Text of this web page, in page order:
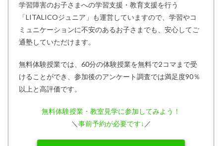
学習障害のお子さまへの学習支援・教育支援を行う
「LITALICOジュニア」も運営していますので、学習やコ
ミュニケーションに不安のあるお子さまでも、安心してご
通塾していただけます。
無料体験授業では、60分の体験授業を無料で2コマまで受
けることができ、参加後のアンケート調査では満足度90％
以上と高評価です。
無料体験授業・教室見学に参加してみよう！
＼ 事前予約が必要です↓ ／